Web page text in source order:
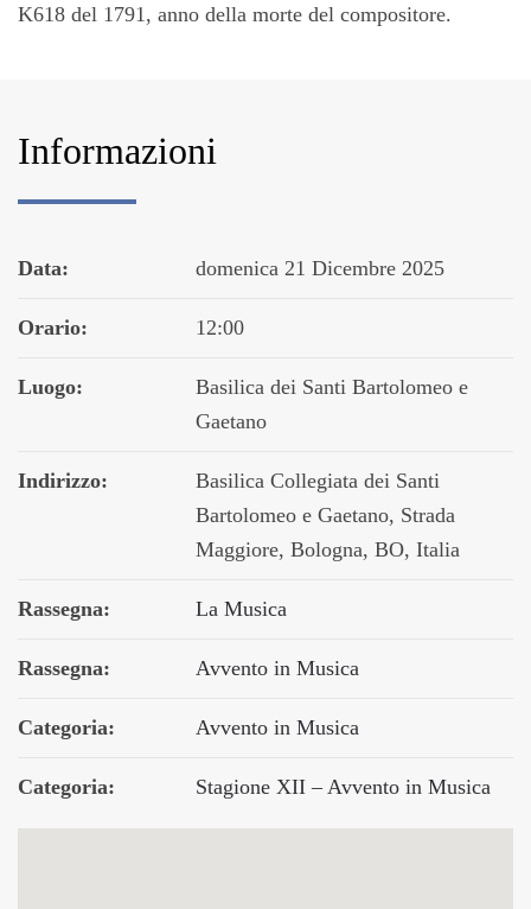
K618 del 1791, anno della morte del compositore.
Informazioni
Data: domenica 21 Dicembre 2025
Orario: 12:00
Luogo:
Basilica dei Santi Bartolomeo e
Gaetano
Indirizzo:
Basilica Collegiata dei Santi
Bartolomeo e Gaetano, Strada
Maggiore, Bologna, BO, Italia
Rassegna: La Musica
Rassegna: Avvento in Musica
Categoria: Avvento in Musica
Categoria: Stagione XII – Avvento in Musica